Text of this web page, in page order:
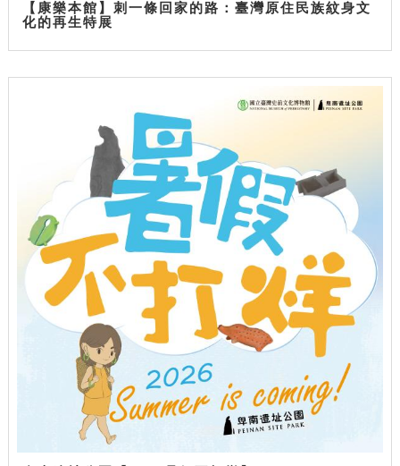
【康樂本館】刺一條回家的路：臺灣原住民族紋身文
化的再生特展